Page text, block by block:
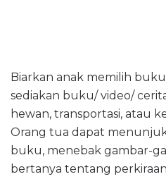
Biarkan anak memilih
sediakan buku/ video/
hewan, transportasi, atau
Orang tua dapat
buku, menebak gambar-
bertanya tentang